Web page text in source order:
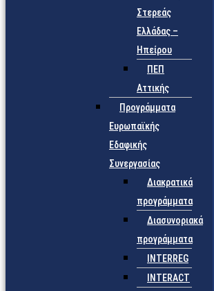
Στερεάς
Ελλάδας –
Ηπείρου
ΠΕΠ
Αττικής
Προγράμματα
Ευρωπαϊκής
Εδαφικής
Συνεργασίας
Διακρατικά
προγράμματα
Διασυνοριακά
προγράμματα
INTERREG
INTERACT